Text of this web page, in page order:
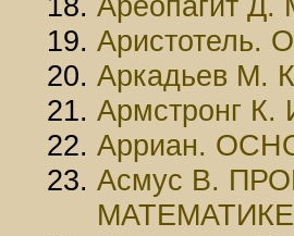
Аристотель.
Аркадьев
Армстронг
Арриан.
Асмус В.
МАТЕМАТИКЕ